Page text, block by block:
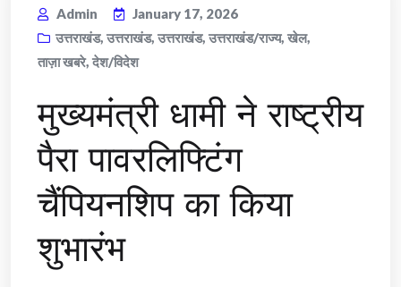
Admin
January 17, 2026
उत्तराखंड, उत्तराखंड, उत्तराखंड, उत्तराखंड/राज्य, खेल,
ताज़ा खबरे, देश/विदेश
मुख्यमंत्री धामी ने राष्ट्रीय
पैरा पावरलिफ्टिंग
चैंपियनशिप का किया
शुभारंभ